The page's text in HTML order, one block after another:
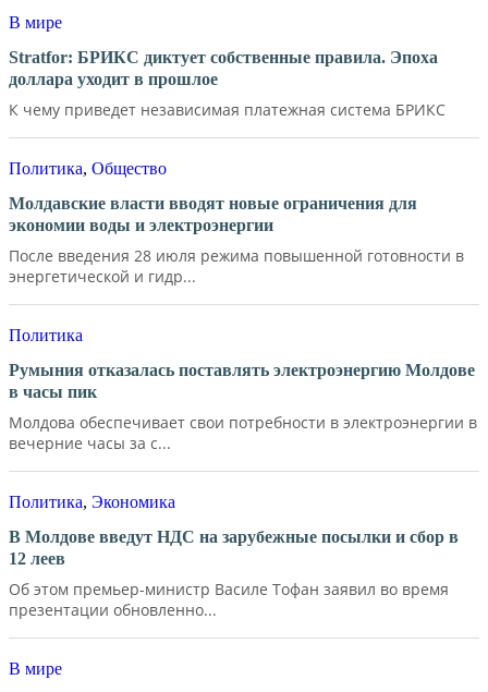
В мире
Stratfor: БРИКС диктует собственные правила. Эпоха
доллара уходит в прошлое
К чему приведет независимая платежная система БРИКС
Политика, Общество
Молдавские власти вводят новые ограничения для
экономии воды и электроэнергии
После введения 28 июля режима повышенной готовности в
энергетической и гидр...
Политика
Румыния отказалась поставлять электроэнергию Молдове
в часы пик
Молдова обеспечивает свои потребности в электроэнергии в
вечерние часы за с...
Политика, Экономика
В Молдове введут НДС на зарубежные посылки и сбор в
12 леев
Об этом премьер-министр Василе Тофан заявил во время
презентации обновленно...
В мире